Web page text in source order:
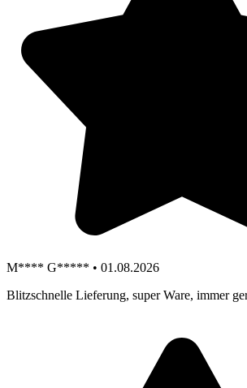
M**** G***** • 01.08.2026
Blitzschnelle Lieferung, super Ware, immer